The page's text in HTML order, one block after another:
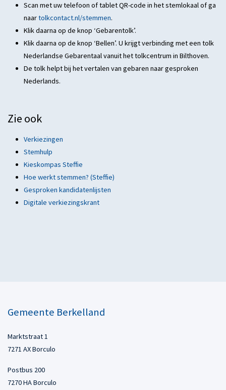
Scan met uw telefoon of tablet QR-code in het stemlokaal of ga
naartolkcontact.nl/stemmen.
Klik daarna op de knop ‘Gebarentolk’.
Klik daarna op de knop ‘Bellen’. U krijgt verbinding met een tolk
Nederlandse Gebarentaal vanuit het tolkcentrum in Bilthoven.
De tolk helpt bij het vertalen van gebaren naar gesproken
Nederlands.
Zie ook
Verkiezingen
Stemhulp
Kieskompas Steffie
Hoe werkt stemmen? (Steffie)
Gesproken kandidatenlijsten
Digitale verkiezingskrant
Gemeente Berkelland
Marktstraat 1
7271 AX Borculo
Postbus 200
7270 HA Borculo